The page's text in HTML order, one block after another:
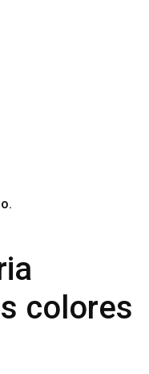
colores